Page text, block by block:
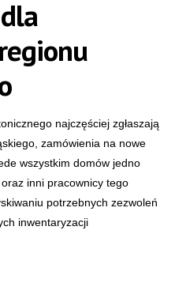
najczęściej zgłaszają
zamówienia na nowe
wszystkim domów jedno
inni pracownicy tego
potrzebnych zezwoleń
inwentaryzacji